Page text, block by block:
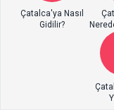
Çatalca'ya Nasıl
Gidilir?